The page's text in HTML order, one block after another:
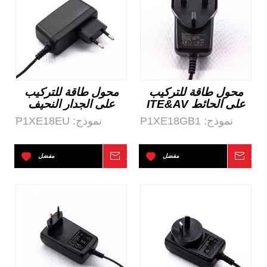
محول طاقة للتركيب
على الجدار النحيف
بقدرة 18 وات من
الاتحاد الأوروبي
نموذج: P1XE18EU
مفضل استفسر
محول طاقة للتركيب
على الحائط ITE&AV
والإضاءة بقدرة 18 وات
في المملكة المتحدة
نموذج: P1XE18GB1
مفضل